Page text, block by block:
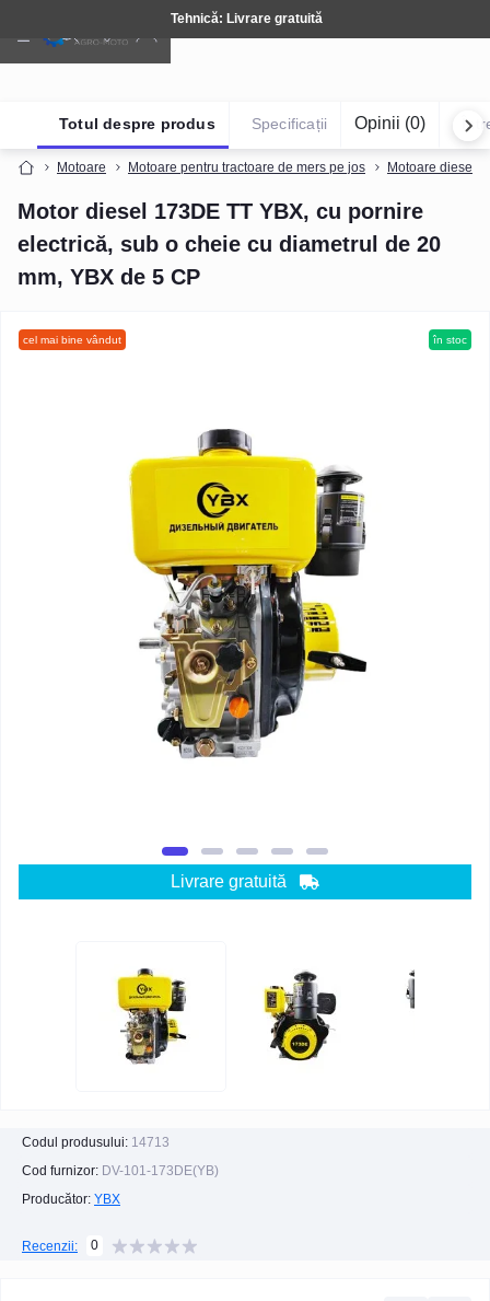
Tehnică: Livrare gratuită
Motoare Motoare pentru tractoare de mers pe jos Motoare diesel
Motor diesel 173DE TT YBX, cu pornire
electrică, sub o cheie cu diametrul de 20
mm, YBX de 5 CP
Totul despre produs Specificații Opinii (0)
cel mai bine vândut în stoc
Livrare gratuită
Codul produsului: 14713
Cod furnizor: DV-101-173DE(YB)
Producător: YBX
Recenzii: 0